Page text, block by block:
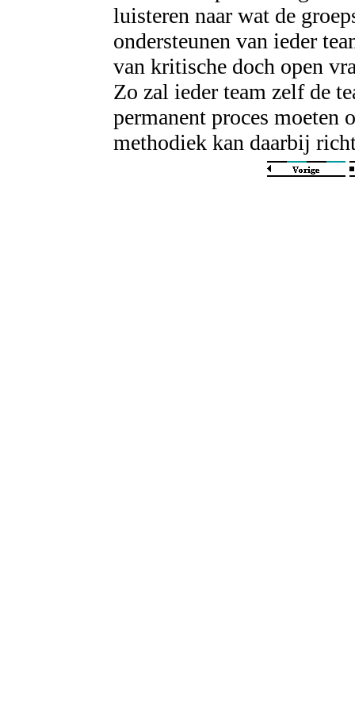
luisteren naar wat de
ondersteunen van ieder
van kritische doch open
Zo zal ieder team zelf de
permanent proces
methodiek kan daarbij